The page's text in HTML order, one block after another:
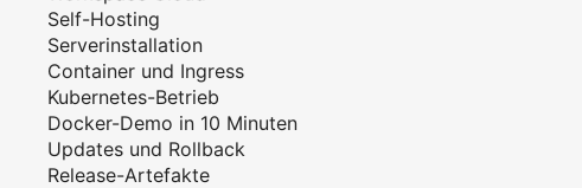
Self-Hosting
Serverinstallation
Container und Ingress
Kubernetes-Betrieb
Docker-Demo in 10 Minuten
Updates und Rollback
Release-Artefakte